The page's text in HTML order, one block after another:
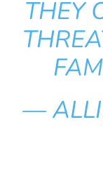
THEY
—